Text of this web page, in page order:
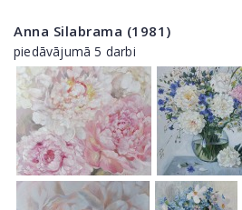
Anna Silabrama (1981)
piedāvājumā 5 darbi